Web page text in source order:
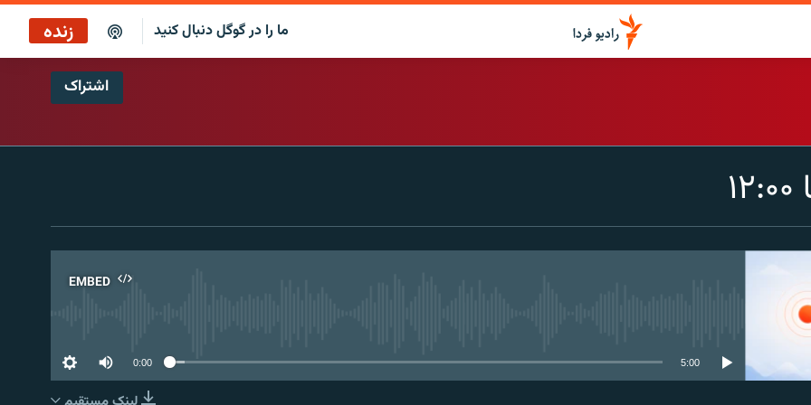
ما را در گوگل دنبال کنید زنده
پخش آنلاین
اشتراک
EMBED
0:00 5:00